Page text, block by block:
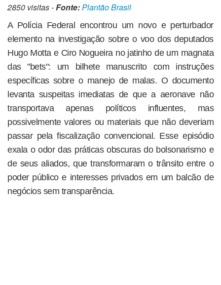
2850 visitas -Fonte:Plantão Brasil
A Polícia Federal encontrou um novo e perturbador
elemento na investigação sobre o voo dos deputados
Hugo Motta e Ciro Nogueira no jatinho de um magnata
das "bets": um bilhete manuscrito com instruções
específicas sobre o manejo de malas. O documento
levanta suspeitas imediatas de que a aeronave não
transportava apenas políticos influentes, mas
possivelmente valores ou materiais que não deveriam
passar pela fiscalização convencional. Esse episódio
exala o odor das práticas obscuras do bolsonarismo e
de seus aliados, que transformaram o trânsito entre o
poder público e interesses privados em um balcão de
negócios sem transparência.